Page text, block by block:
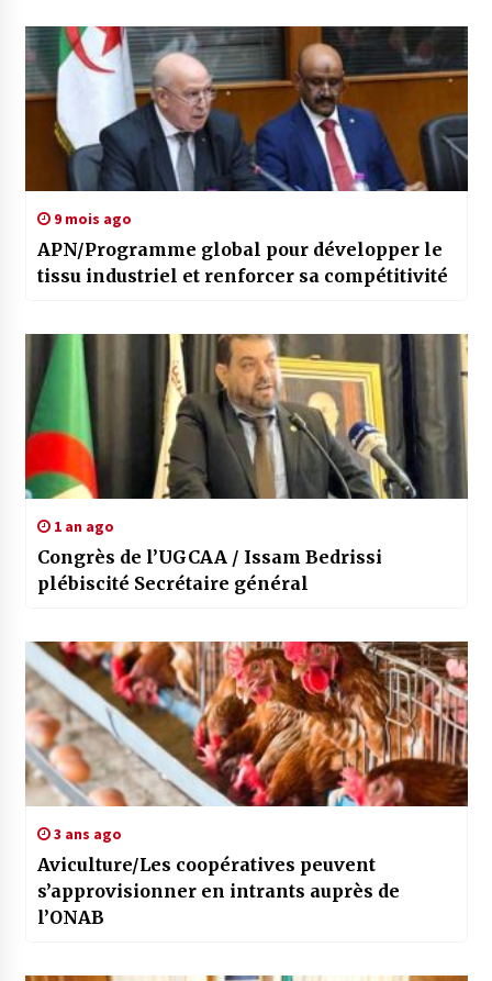
9 mois ago
APN/Programme global pour développer le
tissu industriel et renforcer sa compétitivité
1 an ago
Congrès de l’UGCAA / Issam Bedrissi
plébiscité Secrétaire général
3 ans ago
Aviculture/Les coopératives peuvent
s’approvisionner en intrants auprès de
l’ONAB